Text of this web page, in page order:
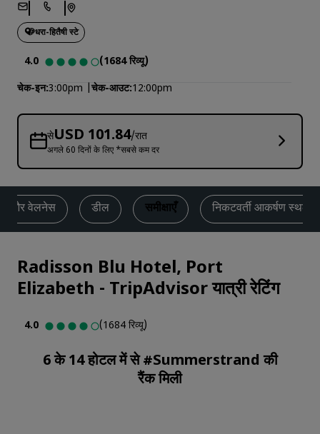
धरा-हितैषी स्टे
4.0
(1684 रिव्यू)
चेक-इन 3:00pm चेक-आउट 12:00pm
सेUSD 101.84/रात
अगले 60 दिनों के लिए *सबसे कम दर
और वेलनेस डील समीक्षाएँ निकटवर्ती आकर्षण स्थल
Radisson Blu Hotel, Port
Elizabeth - TripAdvisor यात्री रेटिंग
4.0 (1684 रिव्यू)
6 के 14 होटल में से #Summerstrand की
रैंक मिली